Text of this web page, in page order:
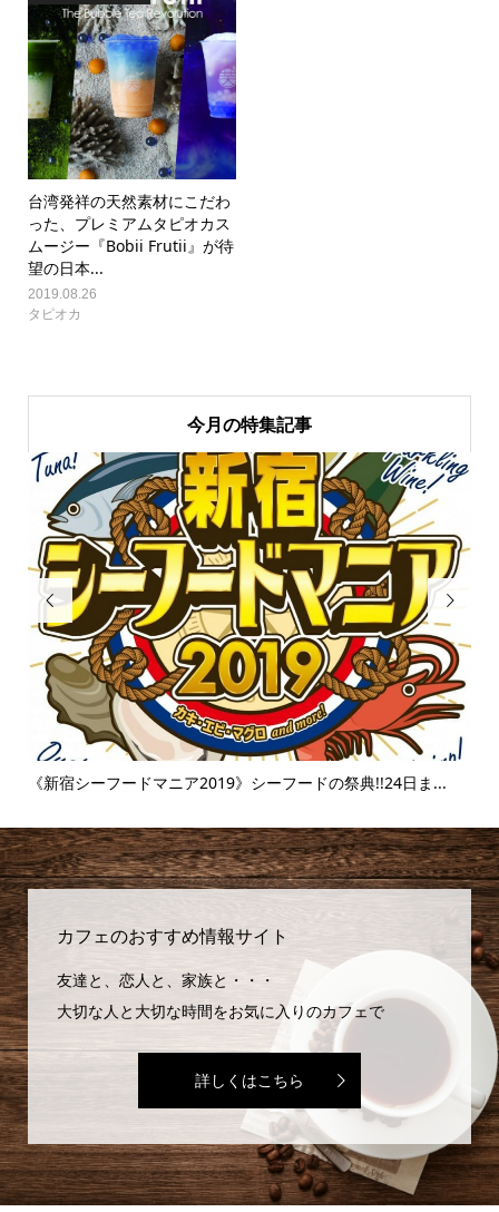
台湾発祥の天然素材にこだわ
った、プレミアムタピオカス
ムージー『Bobii Frutii』が待
望の日本...
2019.08.26
タピオカ
今月の特集記事

《新宿シーフードマニア2019》シーフードの祭典!!24日ま...

カフェのおすすめ情報サイト
友達と、恋人と、家族と・・・
大切な人と大切な時間をお気に入りのカフェで
詳しくはこちら